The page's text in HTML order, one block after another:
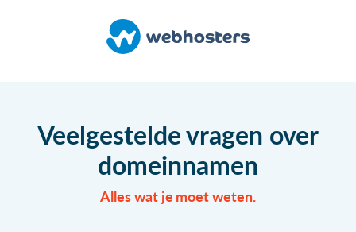
Veelgestelde vragen over
domeinnamen
Alles wat je moet weten.